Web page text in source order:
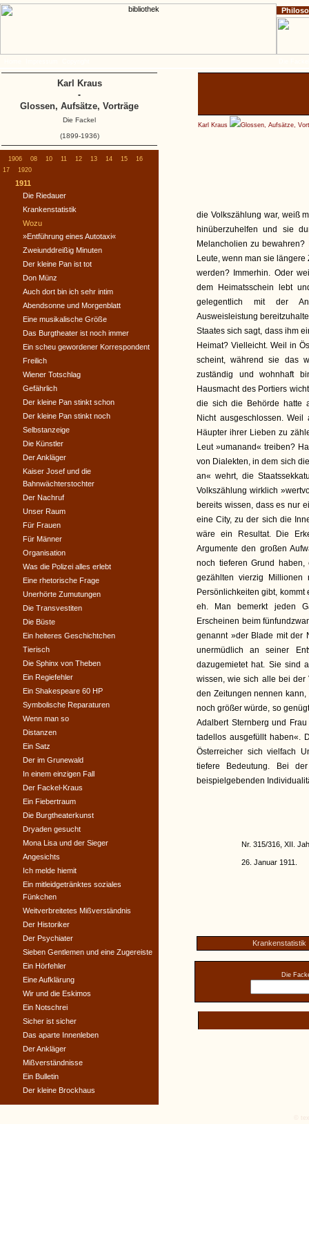
Karl Kraus Glossen, Aufsätze,
die Volkszählung war, weiß
hinüberzuhelfen und sie
Melancholien zu
Leute, wenn man sie
werden? Immerhin. Oder
dem Heimatsschein lebt
gelegentlich mit der
Ausweisleistung
Staates sich sagt, dass ihm
Heimat? Vielleicht. Weil in
scheint, während sie das
zuständig und wohnhaft
Hausmacht des Portiers
die sich die Behörde hatte
Nicht ausgeschlossen.
Häupter ihrer Lieben zu
Leut »umanand« treiben?
von Dialekten, in dem sich
an« wehrt, die
Volkszählung wirklich
bereits wissen, dass es nur
eine City, zu der sich die
wäre ein Resultat. Die
Argumente den großen
noch tieferen Grund
gezählten vierzig
Persönlichkeiten gibt,
eh. Man bemerkt jeden
Erscheinen beim
genannt »der Blade mit der
unermüdlich an seiner
dazugemietet hat. Sie sind
wissen, wie sich alle bei der
den Zeitungen nennen
noch größer würde, so
Adalbert Sternberg und
tadellos ausgefüllt haben«.
Österreicher sich vielfach
tiefere Bedeutung. Bei
beispielgebenden
Nr. 315/316, XII.
26. Januar 1911.
Krankenstatistik
Die
1906 08 10 11 12 13 14 15
16
17
1920
1911
Die Riedauer
Krankenstatistik
Wozu
»Entführung eines Autotaxi«
Zweiunddreißig Minuten
Der kleine Pan ist tot
Don Münz
Auch dort bin ich sehr intim
Abendsonne und Morgenblatt
Eine musikalische Größe
Das Burgtheater ist noch immer
Ein scheu gewordener Korrespondent
Freilich
Wiener Totschlag
Gefährlich
Der kleine Pan stinkt schon
Der kleine Pan stinkt noch
Selbstanzeige
Die Künstler
Der Ankläger
Kaiser Josef und die
Bahnwächterstochter
Der Nachruf
Unser Raum
Für Frauen
Für Männer
Organisation
Was die Polizei alles erlebt
Eine rhetorische Frage
Unerhörte Zumutungen
Die Transvestiten
Die Büste
Ein heiteres Geschichtchen
Tierisch
Die Sphinx von Theben
Ein Regiefehler
Ein Shakespeare 60 HP
Symbolische Reparaturen
Wenn man so
Distanzen
Ein Satz
Der im Grunewald
In einem einzigen Fall
Der Fackel-Kraus
Ein Fiebertraum
Die Burgtheaterkunst
Dryaden gesucht
Mona Lisa und der Sieger
Angesichts
Ich melde hiemit
Ein mitleidgetränktes soziales
Fünkchen
Weitverbreitetes Mißverständnis
Der Historiker
Der Psychiater
Sieben Gentlemen und eine Zugereiste
Ein Hörfehler
Eine Aufklärung
Wir und die Eskimos
Ein Notschrei
Sicher ist sicher
Das aparte Innenleben
Der Ankläger
Mißverständnisse
Ein Bulletin
Der kleine Brockhaus
Karl Kraus
-
Glossen, Aufsätze, Vorträge
Die Fackel
(1899-1936)